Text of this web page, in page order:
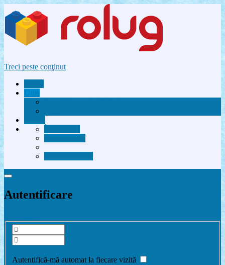
Treci peste conţinut
Utile
Autentificare
Autentifică-mă automat la fiecare vizită